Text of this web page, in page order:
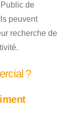
de
peuvent
recherche de
?